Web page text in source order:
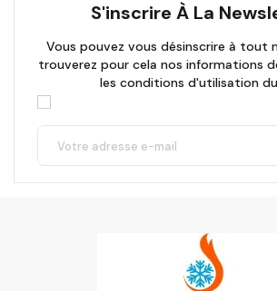
S'inscrire À La
Vous pouvez vous désinscrire à tout
trouverez pour cela nos informations
les conditions d'utilisation